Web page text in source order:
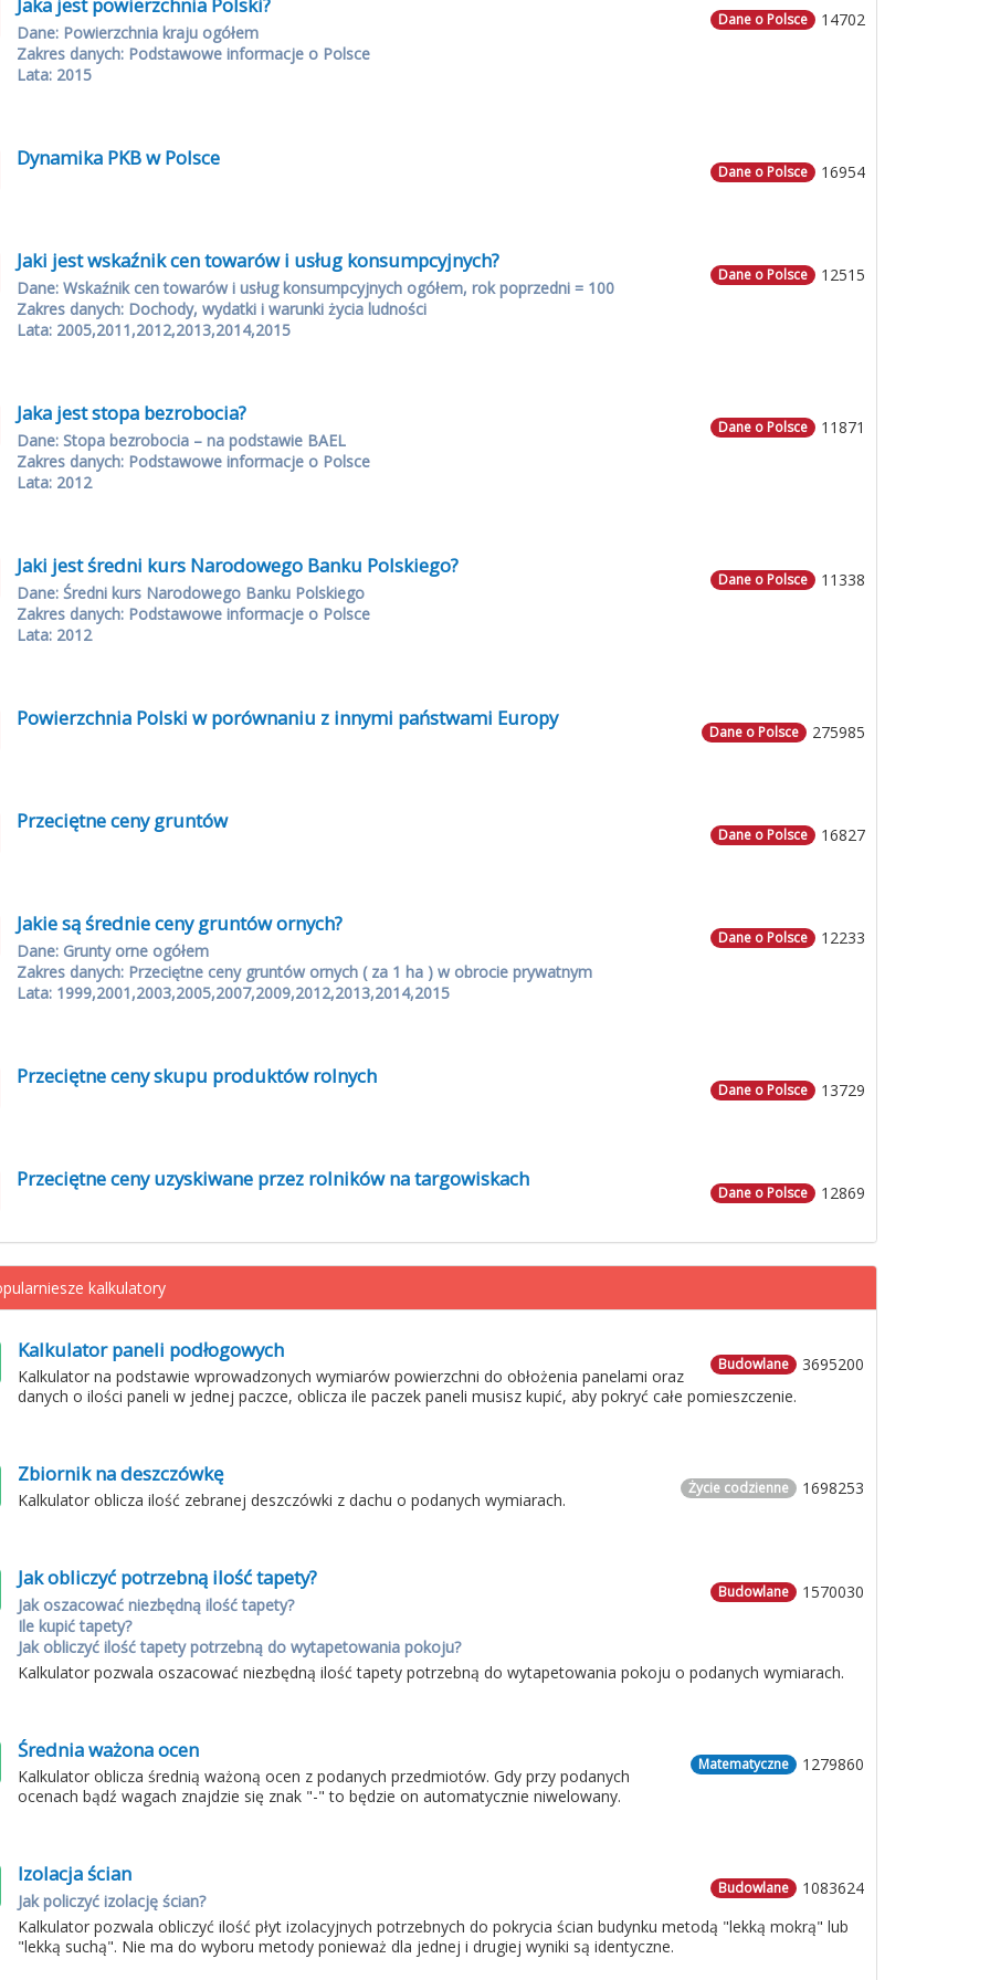
14702
Dane o Polsce
Dane: Powierzchnia kraju ogółem
Zakres danych: Podstawowe informacje o Polsce
Lata: 2015
16954
Dane o Polsce
Dynamika PKB w Polsce
12515
Dane o Polsce
Jaki jest wskaźnik cen towarów i usług konsumpcyjnych?
Dane: Wskaźnik cen towarów i usług konsumpcyjnych ogółem, rok poprzedni = 100
Zakres danych: Dochody, wydatki i warunki życia ludności
Lata: 2005,2011,2012,2013,2014,2015
11871
Dane o Polsce
Jaka jest stopa bezrobocia?
Dane: Stopa bezrobocia – na podstawie BAEL
Zakres danych: Podstawowe informacje o Polsce
Lata: 2012
11338
Dane o Polsce
Jaki jest średni kurs Narodowego Banku Polskiego?
Dane: Średni kurs Narodowego Banku Polskiego
Zakres danych: Podstawowe informacje o Polsce
Lata: 2012
275985
Dane o Polsce
Powierzchnia Polski w porównaniu z innymi państwami Europy
16827
Dane o Polsce
Przeciętne ceny gruntów
12233
Dane o Polsce
Jakie są średnie ceny gruntów ornych?
Dane: Grunty orne ogółem
Zakres danych: Przeciętne ceny gruntów ornych ( za 1 ha ) w obrocie prywatnym
Lata: 1999,2001,2003,2005,2007,2009,2012,2013,2014,2015
13729
Dane o Polsce
Przeciętne ceny skupu produktów rolnych
12869
Dane o Polsce
Przeciętne ceny uzyskiwane przez rolników na targowiskach
kalkulatory
3695200
Budowlane
Kalkulator paneli podłogowych
Kalkulator na podstawie wprowadzonych wymiarów powierzchni do obłożenia panelami oraz
danych o ilości paneli w jednej paczce, oblicza ile paczek paneli musisz kupić, aby pokryć całe pomieszczenie.
1698253
Życie codzienne
Zbiornik na deszczówkę
Kalkulator oblicza ilość zebranej deszczówki z dachu o podanych wymiarach.
1570030
Budowlane
Jak obliczyć potrzebną ilość tapety?
Jak oszacować niezbędną ilość tapety?
Ile kupić tapety?
Jak obliczyć ilość tapety potrzebną do wytapetowania pokoju?
Kalkulator pozwala oszacować niezbędną ilość tapety potrzebną do wytapetowania pokoju o podanych wymiarach.
1279860
Matematyczne
Średnia ważona ocen
Kalkulator oblicza średnią ważoną ocen z podanych przedmiotów. Gdy przy podanych
ocenach bądź wagach znajdzie się znak "-" to będzie on automatycznie niwelowany.
1083624
Budowlane
Izolacja ścian
Jak policzyć izolację ścian?
Kalkulator pozwala obliczyć ilość płyt izolacyjnych potrzebnych do pokrycia ścian budynku metodą "lekką mokrą" lub
"lekką suchą". Nie ma do wyboru metody ponieważ dla jednej i drugiej wyniki są identyczne.